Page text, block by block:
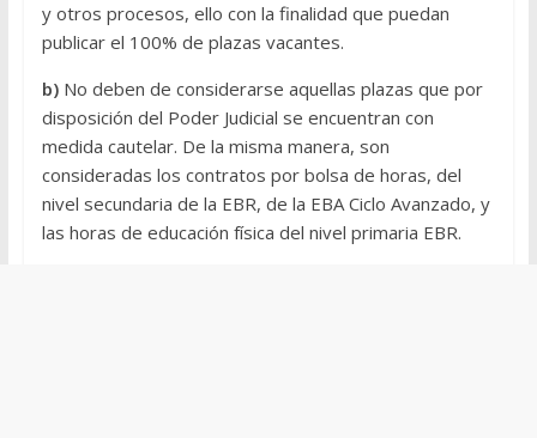
y otros procesos, ello con la finalidad que puedan
publicar el 100% de plazas vacantes.
b) No deben de considerarse aquellas plazas que por
disposición del Poder Judicial se encuentran con
medida cautelar. De la misma manera, son
consideradas los contratos por bolsa de horas, del
nivel secundaria de la EBR, de la EBA Ciclo Avanzado, y
las horas de educación física del nivel primaria EBR.